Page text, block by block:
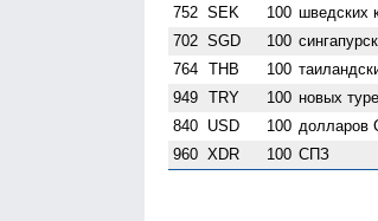
752 SEK 100 шведских
702 SGD 100
764 THB 100
949 TRY 100 новых
840 USD 100
960 XDR 100 СПЗ